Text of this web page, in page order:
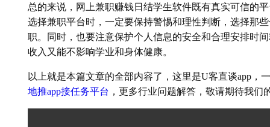
总的来说，网上兼职赚钱日结学生软件既有真实可信的
选择兼职平台时，一定要保持警惕和理性判断，选择那
职。同时，也要注意保护个人信息的安全和合理安排时
收入又能不影响学业和身体健康。
以上就是本篇文章的全部内容了，这里是U客直谈app，
地推app接任务平台 ，更多行业问题解答，敬请期待我们